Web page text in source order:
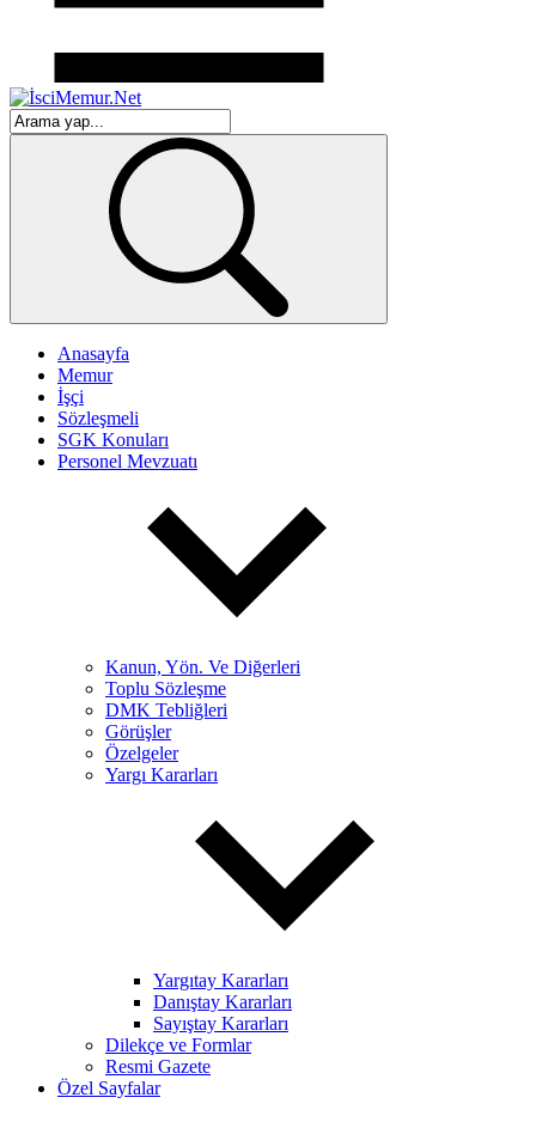
Anasayfa
Memur
İşçi
Sözleşmeli
SGK Konuları
Personel Mevzuatı
Kanun, Yön. Ve Diğerleri
Toplu Sözleşme
DMK Tebliğleri
Görüşler
Özelgeler
Yargı Kararları
Yargıtay Kararları
Danıştay Kararları
Sayıştay Kararları
Dilekçe ve Formlar
Resmi Gazete
Özel Sayfalar